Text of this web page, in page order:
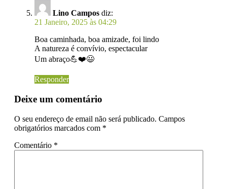
Lino Campos diz:
21 Janeiro, 2025 às 04:29
Boa caminhada, boa amizade, foi lindo
A natureza é convívio, espectacular
Um abraço💪❤️😃
Responder
Deixe um comentário
O seu endereço de email não será publicado. Campos
obrigatórios marcados com *
Comentário *